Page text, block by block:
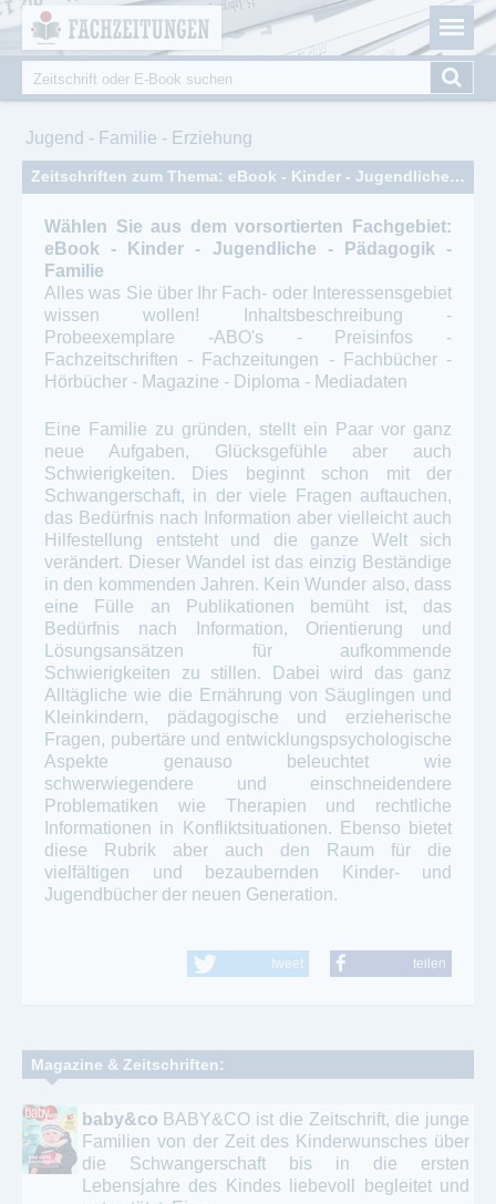
Fachzeitungen.de - Das unabhängige Portal für
Fachmagazine Fachpublikationen & eBooks
Suchformular
Suche
Jugend - Familie - Erziehung
Zeitschriften zum Thema: eBook - Kinder - Jugendliche - Pädagogik - Familie
Wählen Sie aus dem vorsortierten Fachgebiet:
eBook - Kinder - Jugendliche - Pädagogik -
Familie
Alles was Sie über Ihr Fach- oder Interessensgebiet
wissen wollen! Inhaltsbeschreibung -
Probeexemplare -ABO's - Preisinfos -
Fachzeitschriften - Fachzeitungen - Fachbücher -
Hörbücher - Magazine - Diploma - Mediadaten
Eine Familie zu gründen, stellt ein Paar vor ganz
neue Aufgaben, Glücksgefühle aber auch
Schwierigkeiten. Dies beginnt schon mit der
Schwangerschaft, in der viele Fragen auftauchen,
das Bedürfnis nach Information aber vielleicht auch
Hilfestellung entsteht und die ganze Welt sich
verändert. Dieser Wandel ist das einzig Beständige
in den kommenden Jahren. Kein Wunder also, dass
eine Fülle an Publikationen bemüht ist, das
Bedürfnis nach Information, Orientierung und
Lösungsansätzen für aufkommende
Schwierigkeiten zu stillen. Dabei wird das ganz
Alltägliche wie die Ernährung von Säuglingen und
Kleinkindern, pädagogische und erzieherische
Fragen, pubertäre und entwicklungspsychologische
Aspekte genauso beleuchtet wie
schwerwiegendere und einschneidendere
Problematiken wie Therapien und rechtliche
Informationen in Konfliktsituationen. Ebenso bietet
diese Rubrik aber auch den Raum für die
vielfältigen und bezaubernden Kinder- und
Jugendbücher der neuen Generation.
tweet teilen
Magazine & Zeitschriften:
baby&co BABY&CO ist die Zeitschrift, die junge
Familien von der Zeit des Kinderwunsches über
die Schwangerschaft bis in die ersten
Lebensjahre des Kindes liebevoll begleitet und
Cookie-Einstellungen